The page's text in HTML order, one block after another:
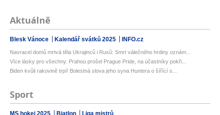
Aktuálně
Blesk Vánoce Kalendář svátků 2025 INFO.cz
Navracel domů mrtvá těla Ukrajinců i Rusů: Smrt válečného hrdiny oznám...
Více lásky pro všechny. Prahou prošel Prague Pride, na účastníky pokři...
Biden kvůli rakovině trpí! Bolestná slova jeho syna Huntera o šířící s...
Sport